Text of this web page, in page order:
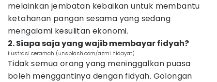
melainkan jembatan kebaikan untuk membantu
ketahanan pangan sesama yang sedang
mengalami kesulitan ekonomi.
2. Siapa saja yang wajib membayar fidyah?
ilustrasi ceramah (unsplash.com/azmi hidayat)
Tidak semua orang yang meninggalkan puasa
boleh menggantinya dengan fidyah. Golongan